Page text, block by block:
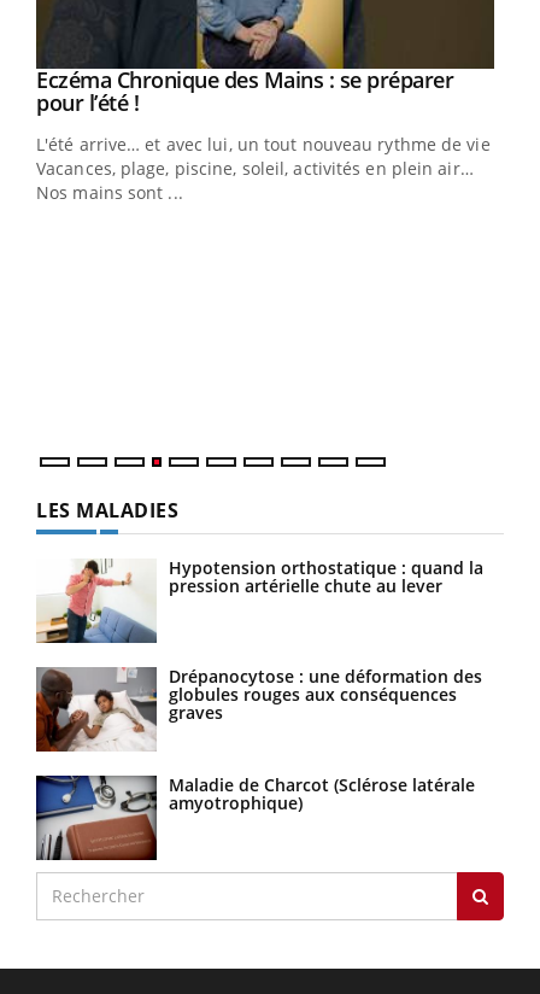
Youtube
Eczéma Chronique des Mains : se préparer
pour l’été !Youtube
L'été arrive… et avec lui, un tout nouveau rythme de vie !
Vacances, plage, piscine, soleil, activités en plein air…
Nos mains sont ...
LES MALADIES
Hypotension orthostatique : quand la
pression artérielle chute au lever
Drépanocytose : une déformation des
globules rouges aux conséquences
graves
Maladie de Charcot (Sclérose latérale
amyotrophique)